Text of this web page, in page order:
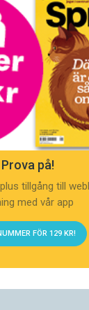
Prova på!
tillgång till
med vår app
FÖR 129 KR!